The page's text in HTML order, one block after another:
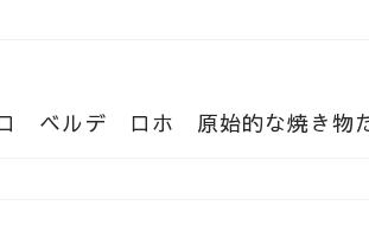
ベルデ ロホ 原始的な焼き物